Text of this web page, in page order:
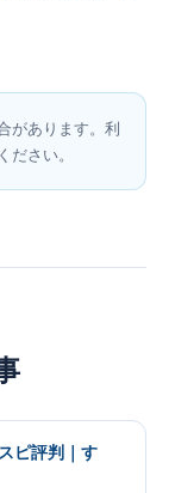
があります。利
さい。
ピ評判｜す